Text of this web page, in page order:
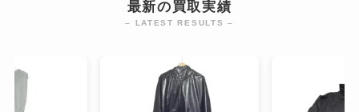
最新の買取実績
– LATEST RESULTS –